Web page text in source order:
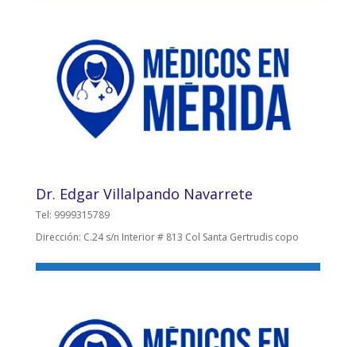
Dr. Edgar Villalpando Navarrete
Tel: 9999315789
Dirección: C.24 s/n Interior # 813 Col Santa Gertrudis copo